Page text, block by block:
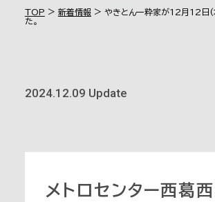
TOP > 新着情報> やきとん一粋家が12月12日(
た。
2024.12.09 Update
メトロセンター西葛